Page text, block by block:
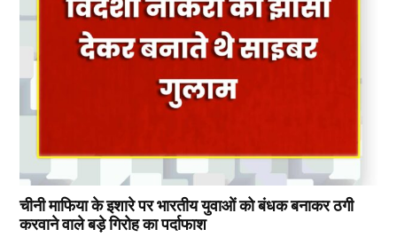
चीनी माफिया के इशारे पर भारतीय युवाओं को बंधक बनाकर ठगी
करवाने वाले बड़े गिरोह का पर्दाफाश